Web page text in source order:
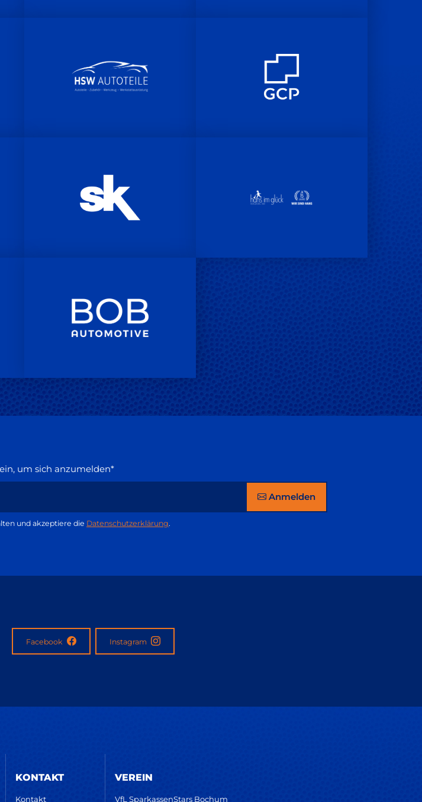
um sich anzumelden*
Anmelden
und akzeptiere die Datenschutzerklärung.
Facebook Instagram
KONTAKT
Kontakt
VEREIN
VfL SparkassenStars Bochum